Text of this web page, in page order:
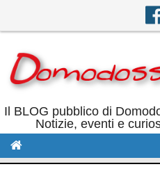
Il BLOG pubblico di
Notizie, eventi e